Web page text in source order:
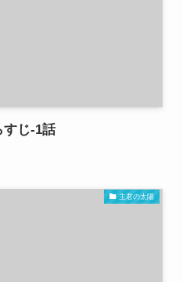
すじ-1話
主君の太陽